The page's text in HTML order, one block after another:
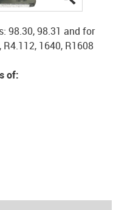
98.30, 98.31 and for
1640, R1608
of: